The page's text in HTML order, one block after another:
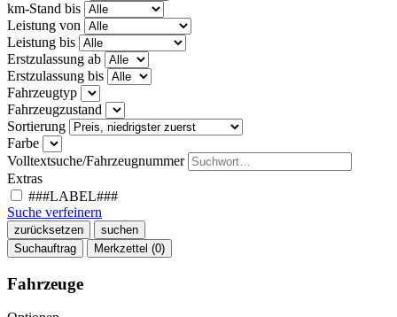
km-Stand bis
Leistung von
Leistung bis
Erstzulassung ab
Erstzulassung bis
Fahrzeugtyp
Fahrzeugzustand
Sortierung
Farbe
Volltextsuche/Fahrzeugnummer
Extras
###LABEL###
Suche verfeinern
zurücksetzen
suchen
Suchauftrag
Merkzettel (0)
Fahrzeuge